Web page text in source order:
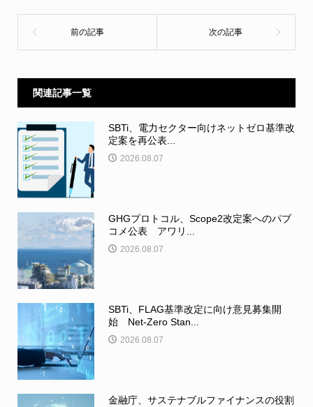
関連記事一覧
SBTi、電力セクター向けネットゼロ基準改
定案を再公表...
2026.08.07
GHGプロトコル、Scope2改定案へのパブ
コメ公表 アワリ...
2026.08.07
SBTi、FLAG基準改定に向け意見募集開
始 Net-Zero Stan...
2026.08.07
金融庁、サステナブルファイナンスの役割